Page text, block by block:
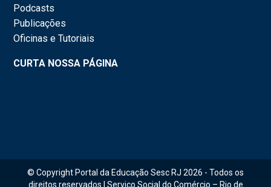
Podcasts
Publicações
Oficinas e Tutoriais
CURTA NOSSA PÁGINA
© Copyright Portal da Educação Sesc RJ 2026 - Todos os
direitos reservados | Serviço Social do Comércio – Rio de